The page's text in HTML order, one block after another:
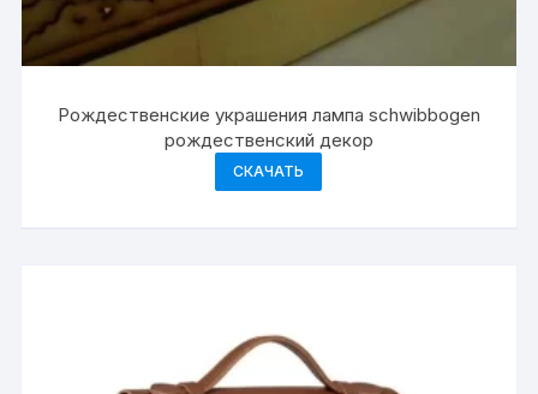
Рождественские украшения лампа schwibbogen
рождественский декор
СКАЧАТЬ